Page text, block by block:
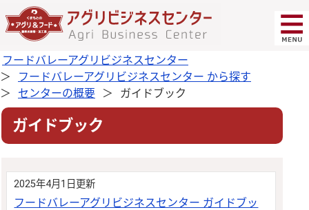
フードバレーアグリビジネスセンター
フードバレーアグリビジネスセンター から探す
センターの概要
ガイドブック
ガイドブック
2025年4月1日更新
フードバレーアグリビジネスセンター ガイドブッ